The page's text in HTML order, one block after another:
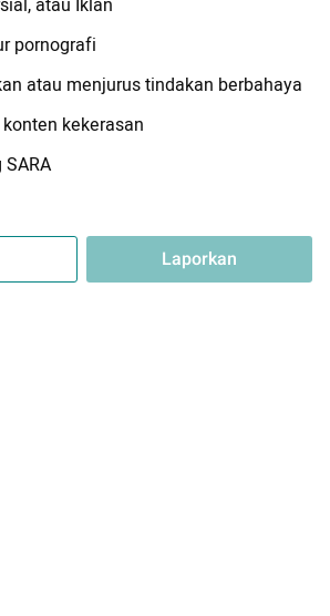
atau Iklan
pornografi
atau menjurus tindakan berbahaya
kekerasan
Laporkan